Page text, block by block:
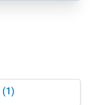
(1)